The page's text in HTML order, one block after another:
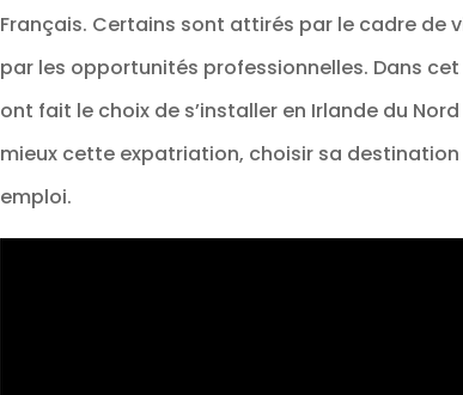
Français. Certains sont attirés par le cadre de
par les opportunités professionnelles. Dans
ont fait le choix de s’installer en Irlande du
mieux cette expatriation, choisir sa
emploi.